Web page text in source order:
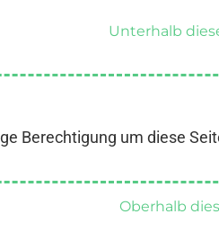
Unterhalb
Berechtigung um diese
Oberhalb